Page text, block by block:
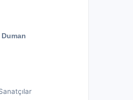
Duman